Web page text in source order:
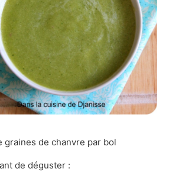
graines de chanvre par bol
de déguster :